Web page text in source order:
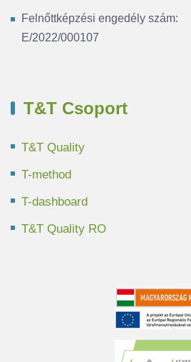
Felnőttképzési engedély szám:
E/2022/000107
T&T Csoport
T&T Quality
T-method
T-dashboard
T&T Quality RO